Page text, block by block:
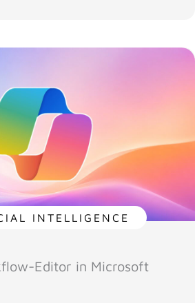
INTELLIGENCE
Editor in Microsoft